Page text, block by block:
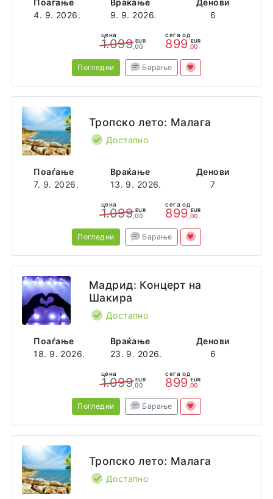
4. 9. 2026.
9. 9. 2026.
6
цена
1.099 EUR
,00
сега од
899 EUR
,00
Погледни Барање
Поаѓање
7. 9. 2026.
Враќање
13. 9. 2026.
Денови
7
Тропско лето: Малага
Достапно
цена
1.099 EUR
,00
сега од
899 EUR
,00
Погледни Барање
Поаѓање
18. 9. 2026.
Враќање
23. 9. 2026.
Денови
6
Мадрид: Концерт на
Шакира
Достапно
цена
1.099 EUR
,00
сега од
899 EUR
,00
Погледни Барање
Тропско лето: Малага
Достапно